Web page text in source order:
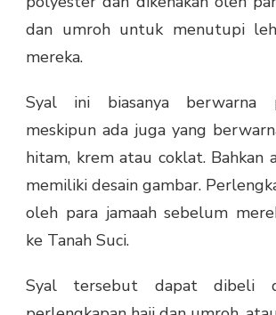
dan umroh untuk menutupi
mereka.
Syal ini biasanya berwarna
meskipun ada juga yang
hitam, krem atau coklat. Bahkan
memiliki desain gambar.
oleh para jamaah sebelum
ke Tanah Suci.
Syal tersebut dapat dibeli